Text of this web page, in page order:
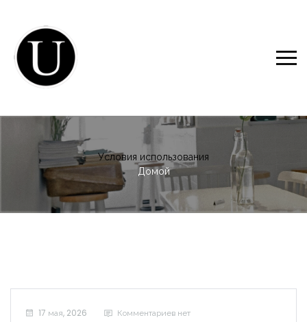
Условия использования
Домой
17 мая, 2026 Комментариев нет